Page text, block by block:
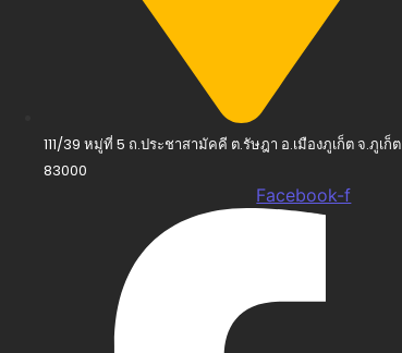
111/39 หมู่ที่ 5 ถ.ประชาสามัคคี ต.รัษฎา อ.เมืองภูเก็ต จ.ภูเก็ต
83000
Facebook-f